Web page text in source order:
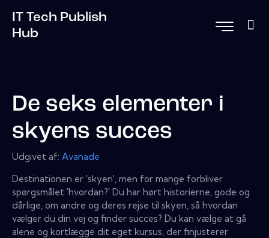
IT Tech Publish
Hub
De seks elementer i
skyens succes
Udgivet af: Avanade
Destinationen er 'skyen', men for mange forbliver
spørgsmålet 'hvordan?' Du har hørt historierne, gode og
dårlige, om andre og deres rejse til skyen, så hvordan
vælger du din vej og finder succes? Du kan vælge at gå
alene og kortlægge dit eget kursus, der finjusterer